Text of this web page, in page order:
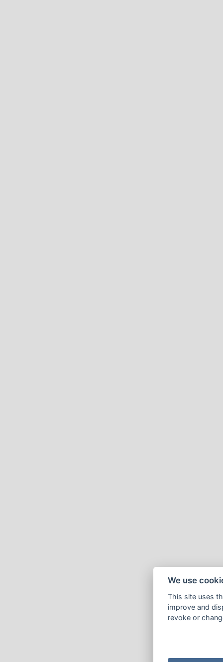
We use
This site uses
improve and
revoke or